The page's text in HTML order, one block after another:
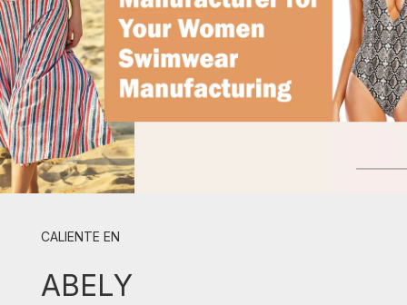
CALIENTE EN
ABELY